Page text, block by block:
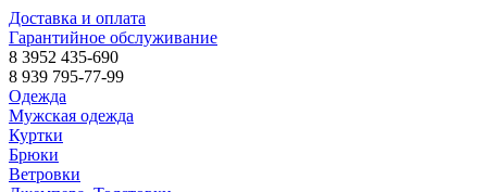
Доставка и оплата
Гарантийное обслуживание
8 3952 435-690
8 939 795-77-99
Одежда
Мужская одежда
Куртки
Брюки
Ветровки